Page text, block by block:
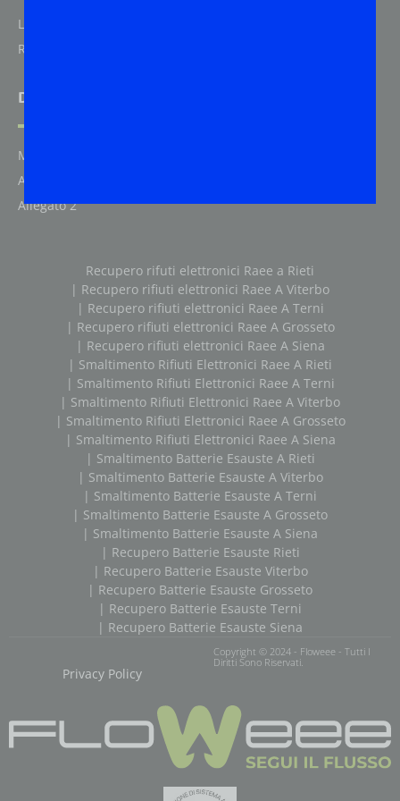
Logistica
Ricambi auto
Documenti Modello 231
Modello 231
Allegato 1
Allegato 2
Recupero rifuti elettronici Raee a Rieti
| Recupero rifiuti elettronici Raee A Viterbo
| Recupero rifiuti elettronici Raee A Terni
| Recupero rifiuti elettronici Raee A Grosseto
| Recupero rifiuti elettronici Raee A Siena
| Smaltimento Rifiuti Elettronici Raee A Rieti
| Smaltimento Rifiuti Elettronici Raee A Terni
| Smaltimento Rifiuti Elettronici Raee A Viterbo
| Smaltimento Rifiuti Elettronici Raee A Grosseto
| Smaltimento Rifiuti Elettronici Raee A Siena
| Smaltimento Batterie Esauste A Rieti
| Smaltimento Batterie Esauste A Viterbo
| Smaltimento Batterie Esauste A Terni
| Smaltimento Batterie Esauste A Grosseto
| Smaltimento Batterie Esauste A Siena
| Recupero Batterie Esauste Rieti
| Recupero Batterie Esauste Viterbo
| Recupero Batterie Esauste Grosseto
| Recupero Batterie Esauste Terni
| Recupero Batterie Esauste Siena
Privacy Policy
Copyright © 2024 - Floweee - Tutti I
Diritti Sono Riservati.